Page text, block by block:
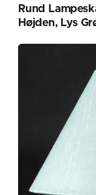
Rund
Højden, Lys